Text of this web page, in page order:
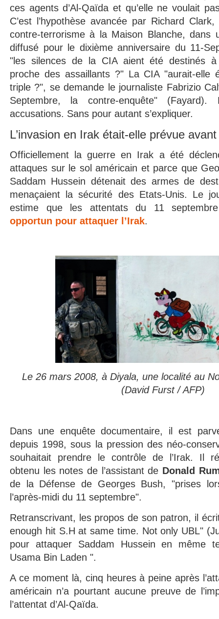
ces agents d’Al-Qaïda et qu’elle ne voulait
C’est l’hypothèse avancée par Richard
contre-terrorisme à la Maison Blanche, dans
diffusé pour le dixième anniversaire du 11-
"les silences de la CIA aient été destinés
proche des assaillants ?" La CIA "aurait-elle
triple ?", se demande le journaliste Fabrizio
Septembre, la contre-enquête"
accusations. Sans pour autant s’expliquer.
L’invasion en Irak était-elle prévue
Officiellement la guerre en Irak a été
attaques sur le sol américain et parce que
Saddam Hussein détenait des armes de
menaçaient la sécurité des Etats-Unis. Le
estime que les attentats du 11
opportun pour attaquer l’Irak.
Le 26 mars 2008, à Diyala, une localité au
(David Furst / AFP)
Dans une enquête documentaire, il est
depuis 1998, sous la pression des néo-
souhaitait prendre le contrôle de l’Irak. Il
obtenu les notes de l’assistant de Donald
de la Défense de Georges Bush, "prises
l’après-midi du 11 septembre".
Retranscrivant, les propos de son patron, il
enough hit S.H at same time. Not only UBL"
pour attaquer Saddam Hussein en même
Usama Bin Laden ".
A ce moment là, cinq heures à peine après
américain n’a pourtant aucune preuve de
l’attentat d’Al-Qaïda.